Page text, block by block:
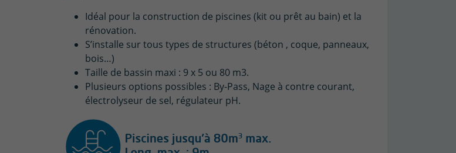
Idéal pour la construction de piscines (kit ou prêt au bain) et la
rénovation.
S’installe sur tous types de structures (béton , coque, panneaux,
bois…)
Taille de bassin maxi : 9 x 5 ou 80 m3.
Plusieurs options possibles : By-Pass, Nage à contre courant,
électrolyseur de sel, régulateur pH.